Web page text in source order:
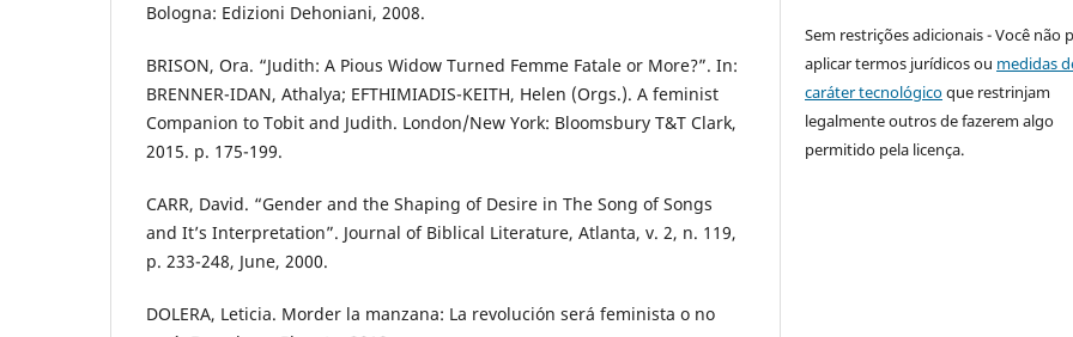
Bologna: Edizioni Dehoniani, 2008.
BRISON, Ora. “Judith: A Pious Widow Turned Femme Fatale or More?”. In:
BRENNER-IDAN, Athalya; EFTHIMIADIS-KEITH, Helen (Orgs.). A feminist
Companion to Tobit and Judith. London/New York: Bloomsbury T&T Clark,
2015. p. 175-199.
CARR, David. “Gender and the Shaping of Desire in The Song of Songs
and It’s Interpretation”. Journal of Biblical Literature, Atlanta, v. 2, n. 119,
p. 233-248, June, 2000.
DOLERA, Leticia. Morder la manzana: La revolución será feminista o no
Sem restrições adicionais - Você não
aplicar termos jurídicos ou medidas
caráter tecnológicoque restrinjam
legalmente outros de fazerem algo
permitido pela licença.